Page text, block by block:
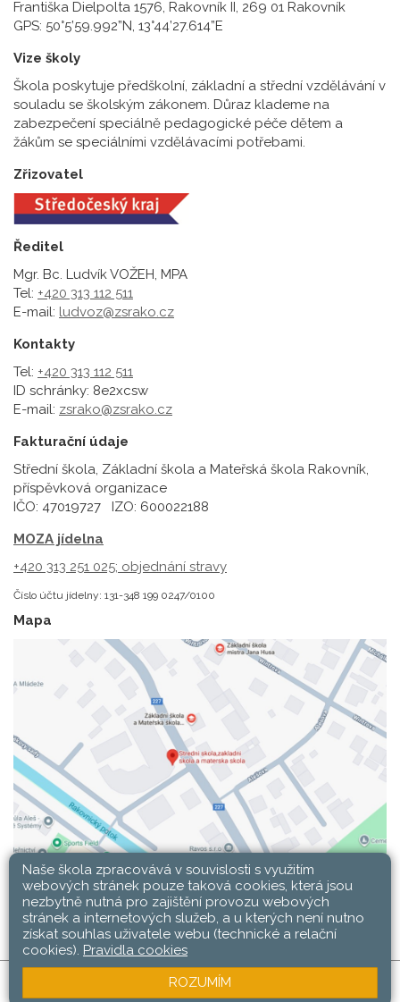
Františka Dielpolta 1576, Rakovník II, 269 01 Rakovník
GPS: 50°5’59.992”N, 13°44’27.614”E
Vize školy
Škola poskytuje předškolní, základní a střední vzdělávání v
souladu se školským zákonem. Důraz klademe na
zabezpečení speciálně pedagogické péče dětem a
žákům se speciálními vzdělávacími potřebami.
Zřizovatel
Ředitel
Mgr. Bc. Ludvík VOŽEH, MPA
Tel: +420 313 112 511
E-mail: ludvoz@zsrako.cz
Kontakty
Tel: +420 313 112 511
ID schránky: 8e2xcsw
E-mail: zsrako@zsrako.cz
Fakturační údaje
Střední škola, Základní škola a Mateřská škola Rakovník,
příspěvková organizace
IČO: 47019727 IZO: 600022188
MOZA jídelna
+420 313 251 025; objednání stravy
Číslo účtu jídelny: 131-348 199 0247/0100
Mapa
SŠ, ZŠ a MŠ Rakovník © 2026 |Mapa stránek
Naše škola zpracovává v souvislosti s využitím
webových stránek pouze taková cookies, která jsou
nezbytně nutná pro zajištění provozu webových
stránek a internetových služeb, a u kterých není nutno
získat souhlas uživatele webu (technické a relační
cookies). Pravidla cookies
ROZUMÍM